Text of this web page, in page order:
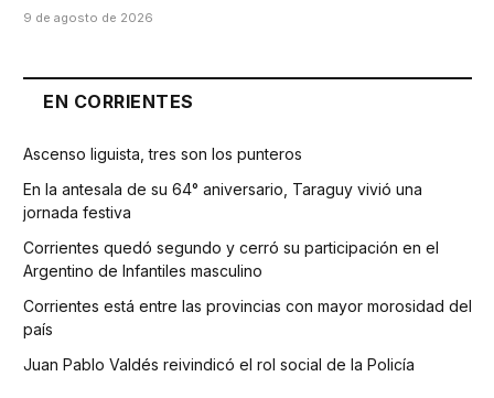
9 de agosto de 2026
EN CORRIENTES
Ascenso liguista, tres son los punteros
En la antesala de su 64° aniversario, Taraguy vivió una
jornada festiva
Corrientes quedó segundo y cerró su participación en el
Argentino de Infantiles masculino
Corrientes está entre las provincias con mayor morosidad del
país
Juan Pablo Valdés reivindicó el rol social de la Policía